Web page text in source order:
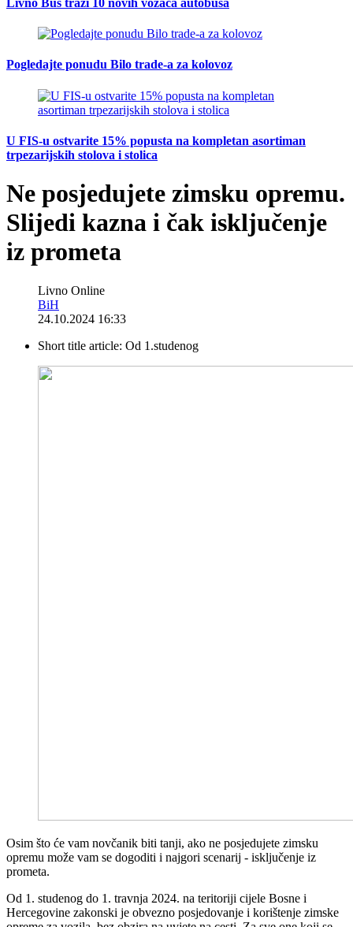
Livno Bus traži 10 novih vozača autobusa
Pogledajte ponudu Bilo trade-a za kolovoz
U FIS-u ostvarite 15% popusta na kompletan asortiman
trpezarijskih stolova i stolica
Ne posjedujete zimsku opremu.
Slijedi kazna i čak isključenje
iz prometa
Livno Online
BiH
24.10.2024 16:33
Short title article: Od 1.studenog
Osim što će vam novčanik biti tanji, ako ne posjedujete zimsku
opremu može vam se dogoditi i najgori scenarij - isključenje iz
prometa.
Od 1. studenog do 1. travnja 2024. na teritoriji cijele Bosne i
Hercegovine zakonski je obvezno posjedovanje i korištenje zimske